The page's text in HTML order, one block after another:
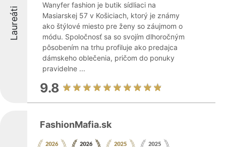
Laureáti
Wanyfer fashion je butik sídliaci na
Masiarskej 57 v Košiciach, ktorý je známy
ako štýlové miesto pre ženy so záujmom o
módu. Spoločnosť sa so svojím dlhoročným
pôsobením na trhu profiluje ako predajca
dámskeho oblečenia, pričom do ponuky
pravidelne ...
9.8
FashionMafia.sk